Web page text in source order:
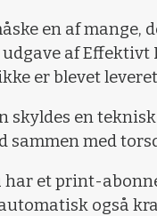
en af mange,
udgave af
er blevet
skyldes en
sammen med
har et print-
også